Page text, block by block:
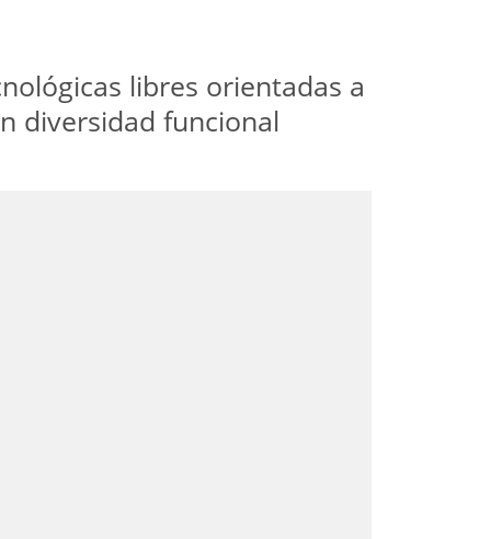
libres orientadas a
diversidad funcional